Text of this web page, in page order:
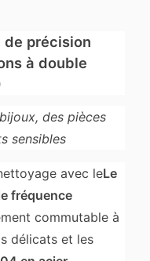
de précision
à double
des pièces
sensibles
avec leLe
fréquence
commutable à
délicats et les